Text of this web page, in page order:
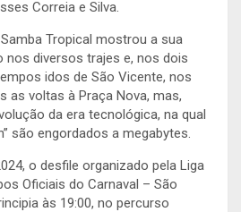
Correia e Silva.
Tropical mostrou a sua
nos diversos trajes e, nos dois
idos de São Vicente, nos
as voltas à Praça Nova, mas,
da era tecnológica, na qual
são engordados a megabytes.
o desfile organizado pela Liga
Oficiais do Carnaval – São
às 19:00, no percurso